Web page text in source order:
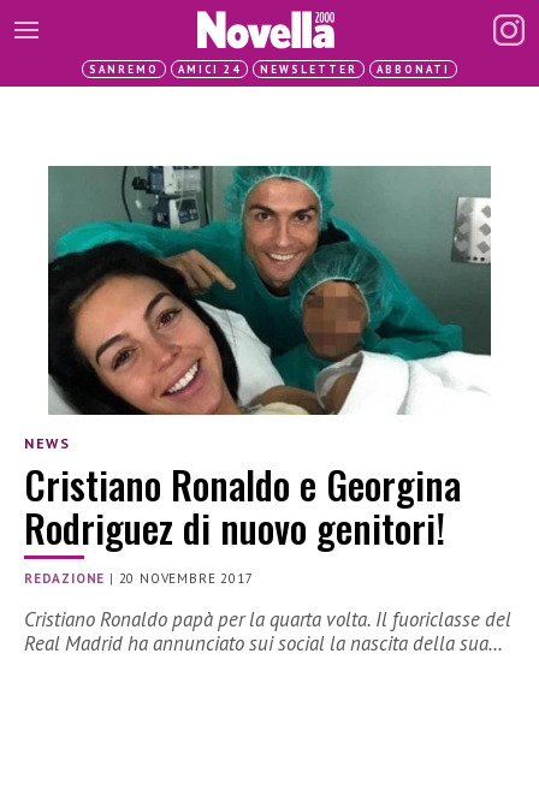
SANREMO AMICI 24 NEWSLETTER ABBONATI
NEWS
Cristiano Ronaldo e Georgina
Rodriguez di nuovo genitori!
REDAZIONE | 20 NOVEMBRE 2017
Cristiano Ronaldo papà per la quarta volta. Il fuoriclasse del
Real Madrid ha annunciato sui social la nascita della sua…